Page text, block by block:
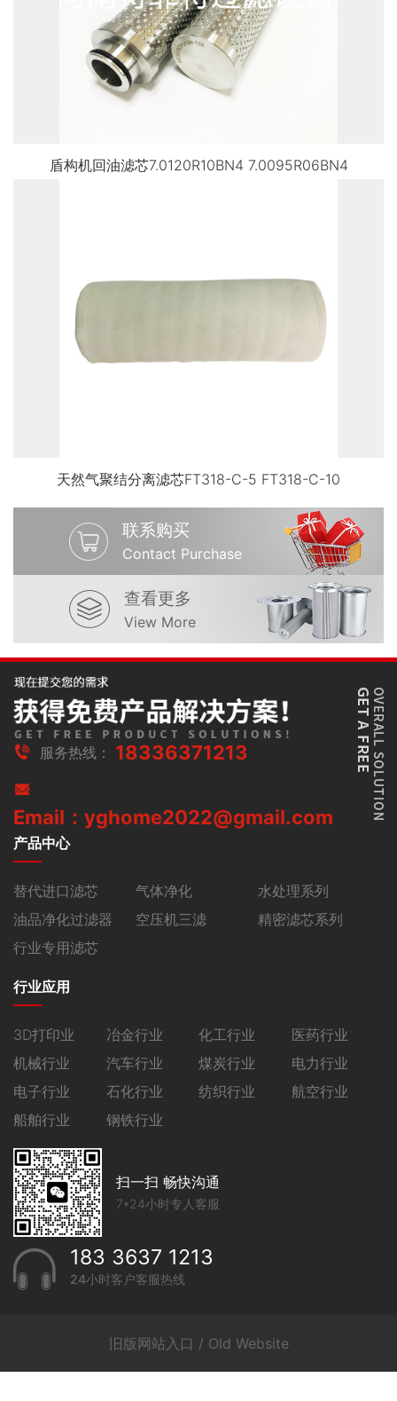
盾构机回油滤芯7.0120R10BN4 7.0095R06BN4
天然气聚结分离滤芯FT318-C-5 FT318-C-10
联系购买
Contact Purchase
查看更多
View More
服务热线： 18336371213
Email：yghome2022@gmail.com
产品中心
替代进口滤芯 气体净化
水处理系列
油品净化过滤器
空压机三滤
精密滤芯系列
行业专用滤芯
行业应用
3D打印业 冶金行业 化工行业
医药行业
机械行业
汽车行业 煤炭行业
电力行业
电子行业
石化行业 纺织行业
航空行业
船舶行业
钢铁行业
扫一扫 畅快沟通
7*24小时专人客服
183 3637 1213
24小时客户客服热线
旧版网站入口 / Old Website